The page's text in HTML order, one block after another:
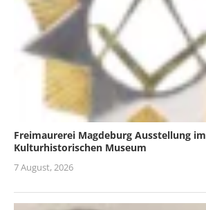
Freimaurerei Magdeburg Ausstellung im
Kulturhistorischen Museum
7 August, 2026